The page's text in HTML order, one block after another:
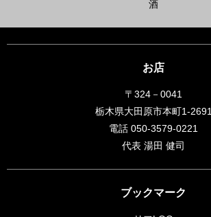
酒
お店
〒324－0041
栃木県大田原市本町1-2691
電話 050-3579-0221
代表 湯田 健司
ブックマーク